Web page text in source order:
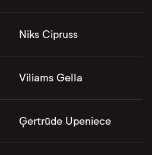
Niks Cipruss
Viliams Gella
Ģertrūde Upeniece